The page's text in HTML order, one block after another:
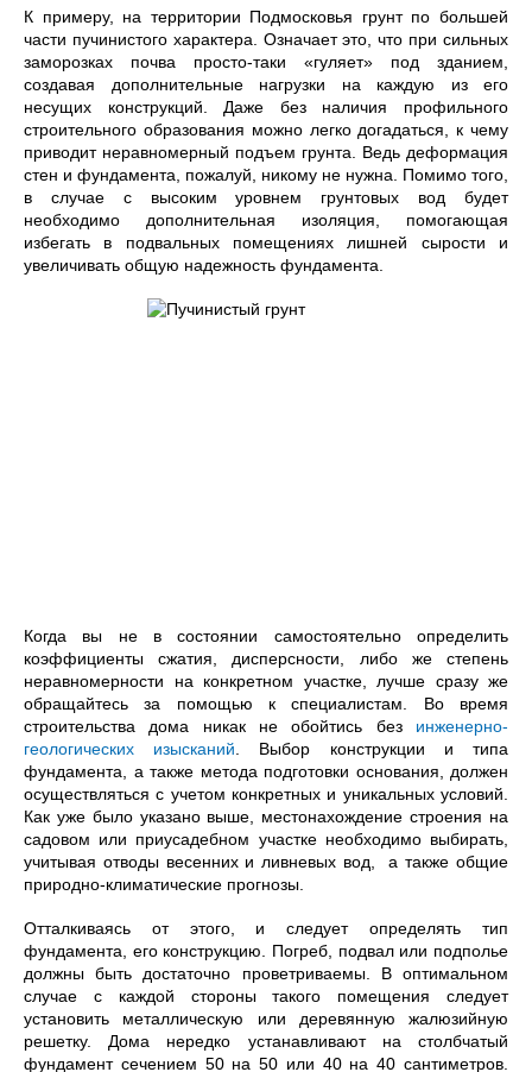
К примеру, на территории Подмосковья грунт по большей
части пучинистого характера. Означает это, что при сильных
заморозках почва просто-таки «гуляет» под зданием,
создавая дополнительные нагрузки на каждую из его
несущих конструкций. Даже без наличия профильного
строительного образования можно легко догадаться, к чему
приводит неравномерный подъем грунта. Ведь деформация
стен и фундамента, пожалуй, никому не нужна. Помимо того,
в случае с высоким уровнем грунтовых вод будет
необходимо дополнительная изоляция, помогающая
избегать в подвальных помещениях лишней сырости и
увеличивать общую надежность фундамента.
Когда вы не в состоянии самостоятельно определить
коэффициенты сжатия, дисперсности, либо же степень
неравномерности на конкретном участке, лучше сразу же
обращайтесь за помощью к специалистам. Во время
строительства дома никак не обойтись без инженерно-
геологических изысканий . Выбор конструкции и типа
фундамента, а также метода подготовки основания, должен
осуществляться с учетом конкретных и уникальных условий.
Как уже было указано выше, местонахождение строения на
садовом или приусадебном участке необходимо выбирать,
учитывая отводы весенних и ливневых вод, а также общие
природно-климатические прогнозы.
Отталкиваясь от этого, и следует определять тип
фундамента, его конструкцию. Погреб, подвал или подполье
должны быть достаточно проветриваемы. В оптимальном
случае с каждой стороны такого помещения следует
установить металлическую или деревянную жалюзийную
решетку. Дома нередко устанавливают на столбчатый
фундамент сечением 50 на 50 или 40 на 40 сантиметров.